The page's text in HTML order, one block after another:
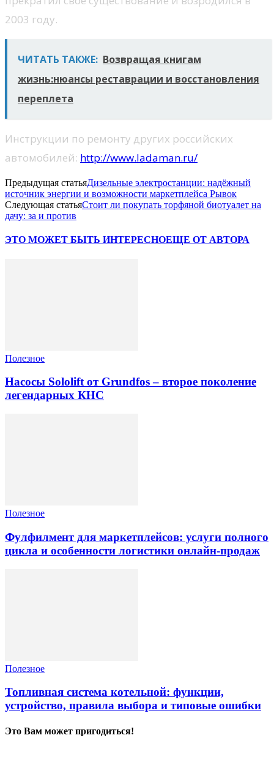
2003 году.
ЧИТАТЬ ТАКЖЕ: Возвращая книгам
жизнь:нюансы реставрации и восстановления
переплета
Инструкции по ремонту других российских
автомобилей: http://www.ladaman.ru/
Предыдущая статьяДизельные электростанции: надёжный
источник энергии и возможности маркетплейса Рывок
Следующая статьяСтоит ли покупать торфяной биотуалет на
дачу: за и против
ЭТО МОЖЕТ БЫТЬ ИНТЕРЕСНОЕЩЕ ОТ АВТОРА
Полезное
Насосы Sololift от Grundfos – второе поколение
легендарных КНС
Полезное
Фулфилмент для маркетплейсов: услуги полного
цикла и особенности логистики онлайн-продаж
Полезное
Топливная система котельной: функции,
устройство, правила выбора и типовые ошибки
Это Вам может пригодиться!